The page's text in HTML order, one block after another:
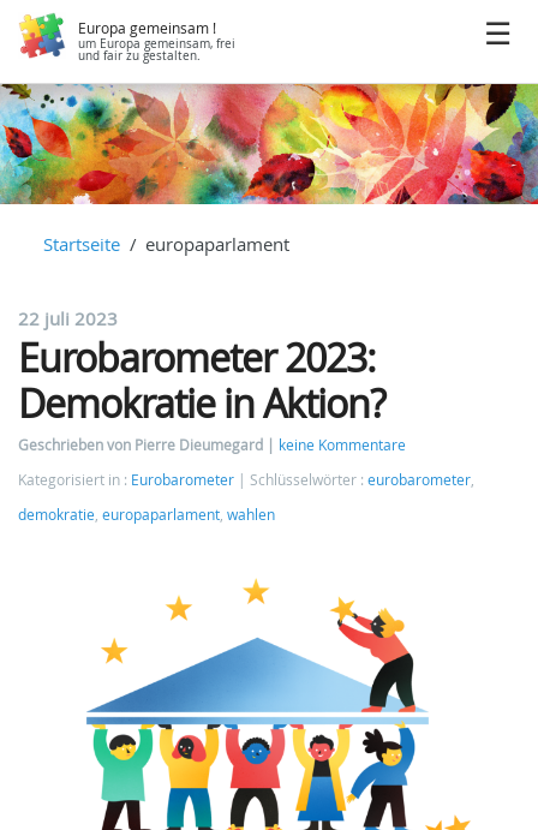
Europa gemeinsam !
um Europa gemeinsam, frei
und fair zu gestalten.
Startseite europaparlament
22 juli 2023
Eurobarometer 2023:
Demokratie in Aktion?
Geschrieben von Pierre Dieumegard
keine Kommentare
Kategorisiert in : Eurobarometer Schlüsselwörter : eurobarometer
demokratie europaparlament wahlen